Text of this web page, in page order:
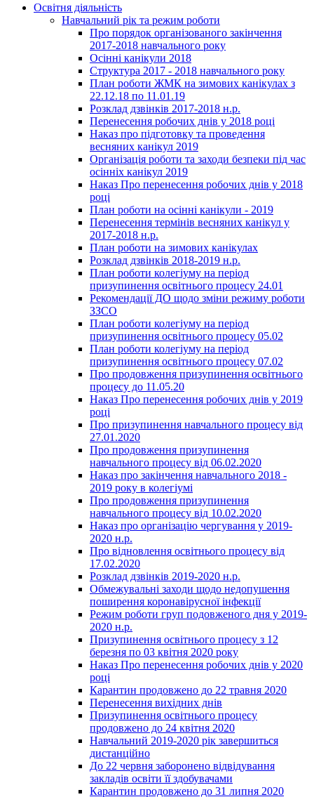
Освітня діяльність
Навчальний рік та режим роботи
Про порядок організованого закінчення
2017-2018 навчального року
Осінні канікули 2018
Структура 2017 - 2018 навчального року
План роботи ЖМК на зимових канікулах з
22.12.18 по 11.01.19
Розклад дзвінків 2017-2018 н.р.
Перенесення робочих днів у 2018 році
Наказ про підготовку та проведення
весняних канікул 2019
Організація роботи та заходи безпеки під час
осінніх канікул 2019
Наказ Про перенесення робочих днів у 2018
році
План роботи на осінні канікули - 2019
Перенесення термінів весняних канікул у
2017-2018 н.р.
План роботи на зимових канікулах
Розклад дзвінків 2018-2019 н.р.
План роботи колегіуму на період
призупинення освітнього процесу 24.01
Рекомендації ДО щодо зміни режиму роботи
ЗЗСО
План роботи колегіуму на період
призупинення освітнього процесу 05.02
План роботи колегіуму на період
призупинення освітнього процесу 07.02
Про продовження призупинення освітнього
процесу до 11.05.20
Наказ Про перенесення робочих днів у 2019
році
Про призупинення навчального процесу від
27.01.2020
Про продовження призупинення
навчального процесу від 06.02.2020
Наказ про закінчення навчального 2018 -
2019 року в колегіумі
Про продовження призупинення
навчального процесу від 10.02.2020
Наказ про організацію чергування у 2019-
2020 н.р.
Про відновлення освітнього процесу від
17.02.2020
Розклад дзвінків 2019-2020 н.р.
Обмежувальні заходи щодо недопушення
поширення коронавірусної інфекції
Режим роботи груп подовженого дня у 2019-
2020 н.р.
Призупинення освітнього процесу з 12
березня по 03 квітня 2020 року
Наказ Про перенесення робочих днів у 2020
році
Карантин продовжено до 22 травня 2020
Перенесення вихідних днів
Призупинення освітнього процесу
продовжено до 24 квітня 2020
Навчальний 2019-2020 рік завершиться
дистанційно
До 22 червня заборонено відвідування
закладів освіти її здобувачами
Карантин продовжено до 31 липня 2020